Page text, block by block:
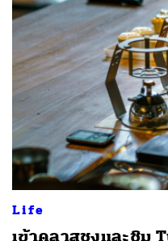
Life
เข้าคลาสชงและชิม